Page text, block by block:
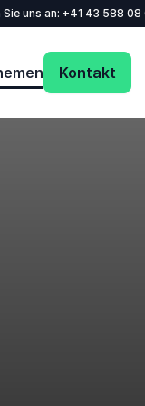
uns an: +41 43 588 08
Kontakt